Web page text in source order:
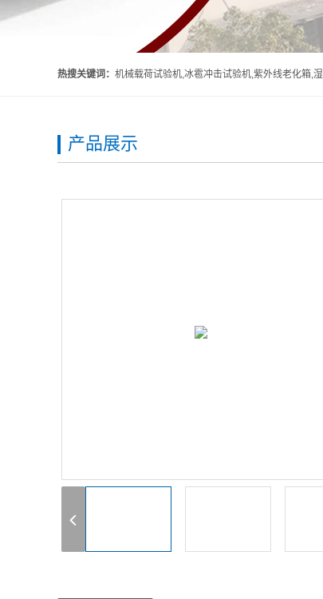
热搜关键词： 机械载荷试验机,冰雹冲击试验机,紫外线老化箱,湿冻湿热环境箱,头盔吸收碰撞能
产品展示